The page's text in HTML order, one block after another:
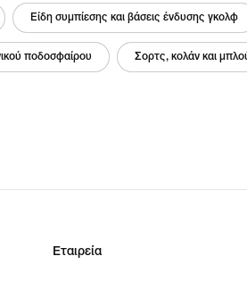
Είδη συμπίεσης και βάσεις ένδυσης γκολφ
ποδοσφαίρου Σορτς, κολάν και
Εταιρεία